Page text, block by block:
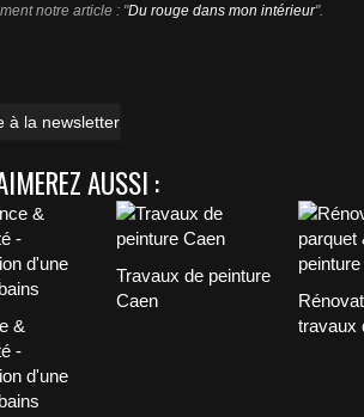
notre article : "Du rouge dans mon intérieur".
à la newsletter
AUSSI :
&
-
d'une
Travaux de peinture
Caen
travaux